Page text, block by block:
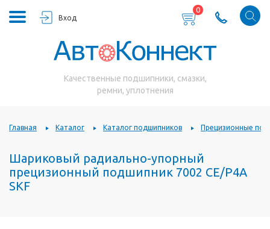
Вход
0
Качественные подшипники, смазки,
ремни, уплотнения
Главная Каталог Каталог подшипников Прецизионные
Шариковый радиально-упорный
прецизионный подшипник 7002 CE/P4A
SKF